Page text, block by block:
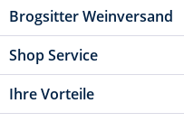
Brogsitter Weinversand
Shop Service
Ihre Vorteile